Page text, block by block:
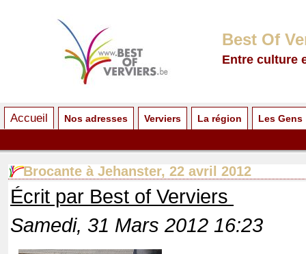
Best Of
Entre culture
Accueil Nos adresses Verviers La région Les Gens
Brocante à Jehanster, 22 avril 2012
Écrit par Best of Verviers
Samedi, 31 Mars 2012 16:23